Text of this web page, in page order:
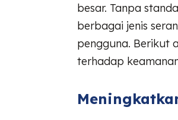
besar. Tanpa
berbagai jenis
pengguna. Berikut
terhadap